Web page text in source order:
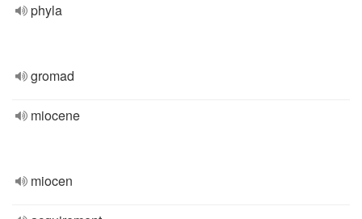
phyla
gromad
miocene
miocen